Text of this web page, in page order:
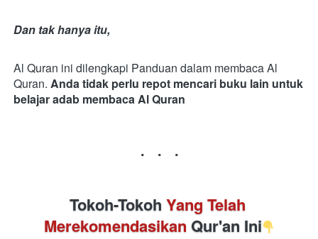
Dan tak hanya itu,
Al Quran ini dilengkapi Panduan dalam membaca Al
Quran. Anda tidak perlu repot mencari buku lain untuk
belajar adab membaca Al Quran
.   .   .
Tokoh-Tokoh Yang Telah
Merekomendasikan Qur'an Ini